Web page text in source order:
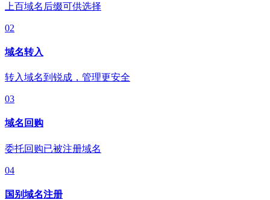
上百域名后缀可供选择
02
域名转入
转入域名到锐成，管理更安全
03
域名回购
委托回购已被注册域名
04
国别域名注册